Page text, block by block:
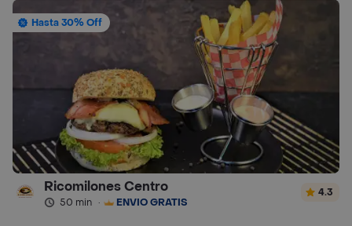
Hasta 30% Off
Ricomilones Centro
50 min · ENVÍO GRATIS
4.3